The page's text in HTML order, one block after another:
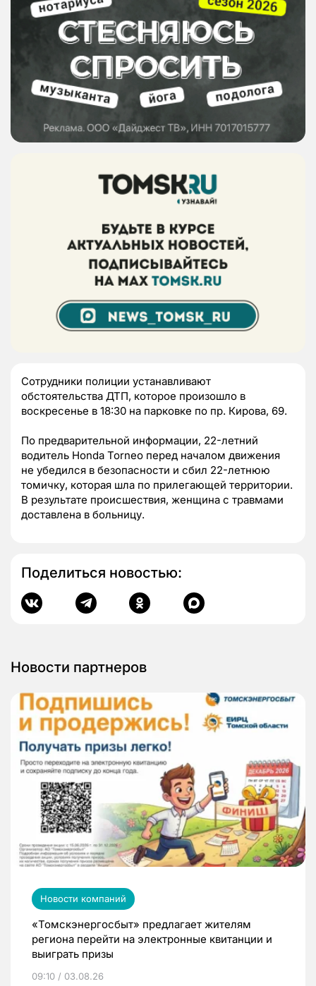
Сотрудники полиции устанавливают
обстоятельства ДТП, которое произошло в
воскресенье в 18:30 на парковке по пр. Кирова, 69.
По предварительной информации, 22-летний
водитель Honda Torneo перед началом движения
не убедился в безопасности и сбил 22-летнюю
томичку, которая шла по прилегающей территории.
В результате происшествия, женщина с травмами
доставлена в больницу.
Поделиться новостью:
Новости партнеров
Новости компаний
«Томскэнергосбыт» предлагает жителям
региона перейти на электронные квитанции и
выиграть призы
09:10 / 03.08.26